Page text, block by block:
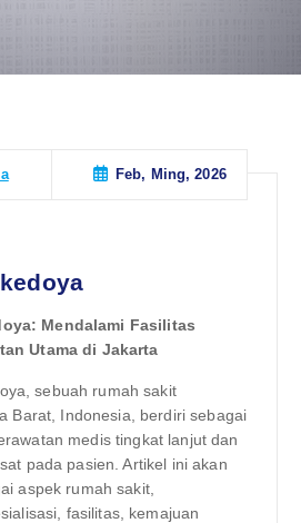
Feb, Ming, 2026
Mendalami Fasilitas
Utama di Jakarta
sebuah rumah sakit
Barat, Indonesia, berdiri sebagai
medis tingkat lanjut dan
pada pasien. Artikel ini akan
aspek rumah sakit,
fasilitas, kemajuan